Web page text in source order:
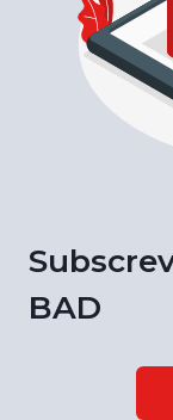
BAD